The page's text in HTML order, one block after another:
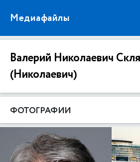
Медиафайлы
Валерий Николаевич
(Николаевич)
ФОТОГРАФИИ